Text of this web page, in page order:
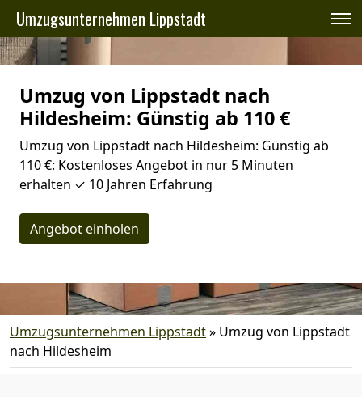
Umzugsunternehmen Lippstadt
Umzug von Lippstadt nach
Hildesheim: Günstig ab 110 €
Umzug von Lippstadt nach Hildesheim: Günstig ab
110 €: Kostenloses Angebot in nur 5 Minuten
erhalten ✓ 10 Jahren Erfahrung
Angebot einholen
Umzugsunternehmen Lippstadt» Umzug von Lippstadt
nach Hildesheim